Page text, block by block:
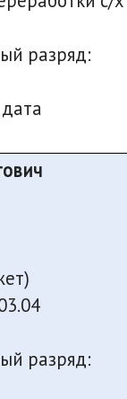
разряд:
разряд: